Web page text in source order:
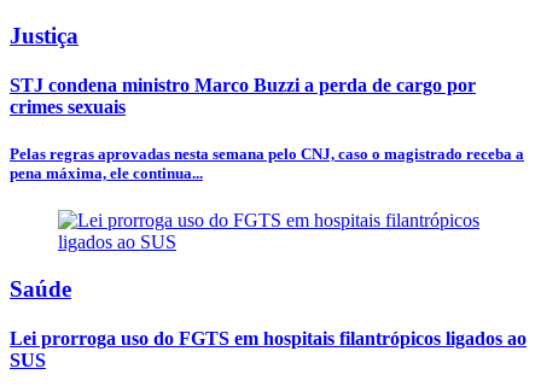
Justiça
STJ condena ministro Marco Buzzi a perda de cargo por
crimes sexuais
Pelas regras aprovadas nesta semana pelo CNJ, caso o magistrado receba a
pena máxima, ele continua...
Saúde
Lei prorroga uso do FGTS em hospitais filantrópicos ligados ao
SUS